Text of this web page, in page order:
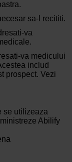
sa-l recititi.
va
va medicului
includ
prospect. Vezi
se utilizeaza
Abilify